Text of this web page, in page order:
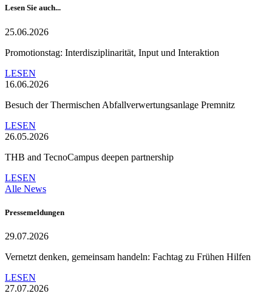
Lesen Sie auch...
25.06.2026
Promotionstag: Interdisziplinarität, Input und Interaktion
LESEN
16.06.2026
Besuch der Thermischen Abfallverwertungsanlage Premnitz
LESEN
26.05.2026
THB and TecnoCampus deepen partnership
LESEN
Alle News
Pressemeldungen
29.07.2026
Vernetzt denken, gemeinsam handeln: Fachtag zu Frühen Hilfen
LESEN
27.07.2026